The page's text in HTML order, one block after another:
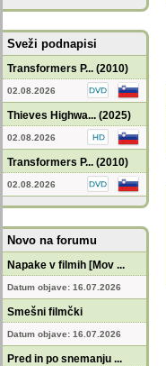
Sveži podnapisi
Transformers P... (2010)
02.08.2026
Thieves Highwa... (2025)
02.08.2026
Transformers P... (2010)
02.08.2026
Novo na forumu
Napake v filmih [Mov ...
Datum objave: 16.07.2026
Smešni filmčki
Datum objave: 16.07.2026
Pred in po snemanju ...